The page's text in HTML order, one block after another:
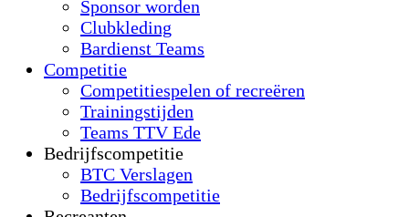
Sponsor worden
Clubkleding
Bardienst Teams
Competitie
Competitiespelen of recreëren
Trainingstijden
Teams TTV Ede
Bedrijfscompetitie
BTC Verslagen
Bedrijfscompetitie